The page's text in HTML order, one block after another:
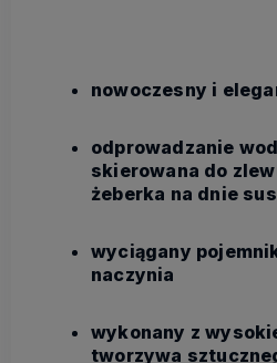
nowoczesny i
odprowadzanie
skierowana do
żeberka na dnie
wyciągany
naczynia
wykonany z
tworzywa